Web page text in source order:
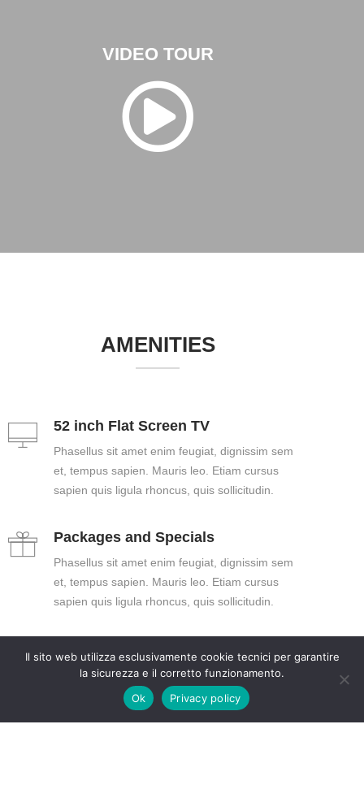
VIDEO TOUR
AMENITIES
52 inch Flat Screen TV
Phasellus sit amet enim feugiat, dignissim sem
et, tempus sapien. Mauris leo. Etiam cursus
sapien quis ligula rhoncus, quis sollicitudin.
Packages and Specials
Phasellus sit amet enim feugiat, dignissim sem
et, tempus sapien. Mauris leo. Etiam cursus
sapien quis ligula rhoncus, quis sollicitudin.
Phasellus sit amet enim feugiat, dignissim sem
et, tempus sapien. Mauris leo. Etiam cursus
sapien quis ligula rhoncus, quis sollicitudin.
Il sito web utilizza esclusivamente cookie tecnici per garantire
la sicurezza e il corretto funzionamento.
Ok
Privacy policy